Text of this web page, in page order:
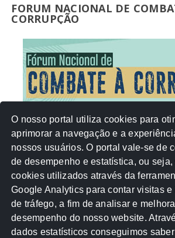
FORUM NACIONAL DE
CORRUPÇÃO
NUVEM DE TAGS
Acontece na Rede AGU AMM
Atricon Audicom CAU-MT
CREA-MT Eventos MPC-MT
O nosso portal utiliza cookies para
aprimorar a navegação e a
nossos usuários. O portal vale-se de
de desempenho e estatística, ou seja,
cookies utilizados através da
Google Analytics para contar visitas e
de tráfego, a fim de analisar e
desempenho do nosso website.
dados estatísticos conseguimos